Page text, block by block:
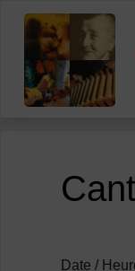
Skip
content
Date /